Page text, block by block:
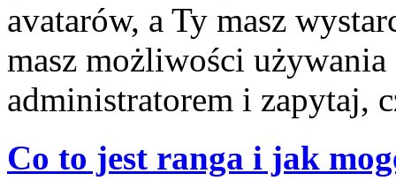
avatarów, a Ty masz
masz możliwości
administratorem i zapytaj,
Co to jest ranga i jak